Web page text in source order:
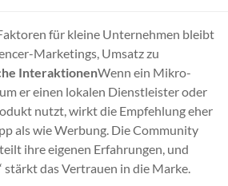
für kleine Unternehmen bleibt
Marketings, Umsatz zu
InteraktionenWenn ein Mikro-
er einen lokalen Dienstleister oder
nutzt, wirkt die Empfehlung eher
als wie Werbung. Die Community
ihre eigenen Erfahrungen, und
stärkt das Vertrauen in die Marke.